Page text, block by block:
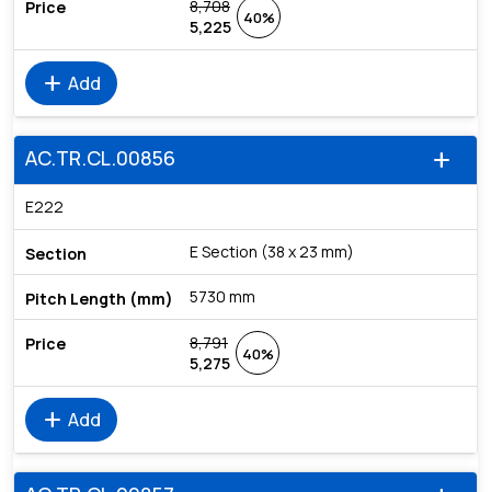
8,708
5,225
40%
add Add
add
AC.TR.CL.00856
E222
E Section (38 x 23 mm)
5730 mm
8,791
5,275
40%
add Add